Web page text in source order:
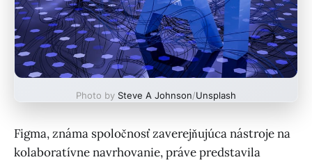
Photo by Steve A Johnson/Unsplash
Figma, známa spoločnosť zaverejňujúca nástroje na
kolaboratívne navrhovanie, práve predstavila